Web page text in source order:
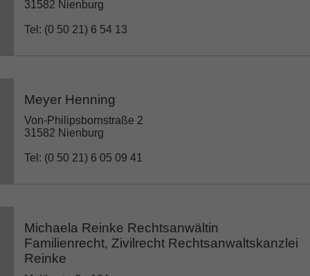
31582 Nienburg
Tel: (0 50 21) 6 54 13
Meyer Henning
Von-Philipsbornstraße 2
31582 Nienburg
Tel: (0 50 21) 6 05 09 41
Michaela Reinke Rechtsanwältin
Familienrecht, Zivilrecht Rechtsanwaltskanzlei
Reinke